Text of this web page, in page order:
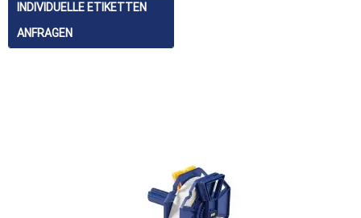
INDIVIDUELLE ETIKETTEN
ANFRAGEN